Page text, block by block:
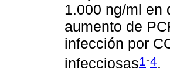
1.000 ng/ml en
aumento de
infección por
infecciosas1-4.